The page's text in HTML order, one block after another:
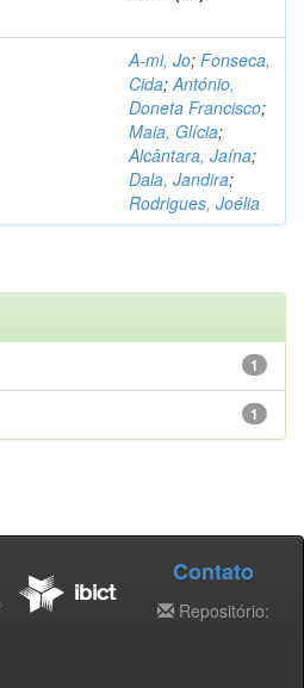
A-mi, Jo; Fonseca,
Cida;António,
Doneta Francisco;
Maia, Glícia;
Alcântara, Jaína;
Dala, Jandira;
Rodrigues, Joélia
1
1
Contato
Repositório: